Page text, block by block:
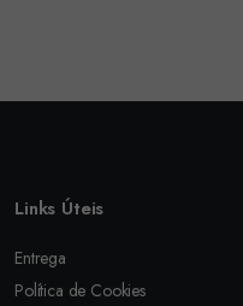
Links Úteis
Entrega
Política de Cookies